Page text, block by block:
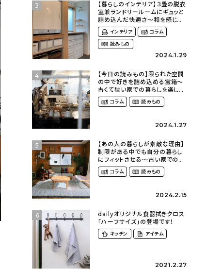
3
【暮らしのインテリア】３畳の脱衣
室兼ランドリールームにギュッと
詰め込んだ快適さ〜和を感じる
平屋に暮らす（heco_homeさ
ん） インテリア
コラム
読みもの
2024.1.29
4
【今日の読みもの】限られた空間
の中で好きを詰め込める宝箱〜
古くて狭い家での暮らしを楽しむ
（2nyan_and_lifestylesさん）
コラム 読みもの
2024.1.27
5
【あの人の暮らしが素敵な理由】
制限がある中でも自分の暮らし
にフィットさせる〜古い家での暮
らしを楽しむ（idasanchiさん）
コラム 読みもの
2024.2.15
6
dailyオリジナル食器拭きクロス
「ハーフサイズ」の登場です！
キッチン アイテム
2021.2.27